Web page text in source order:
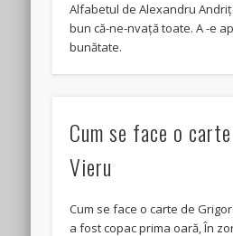
Alfabetul de Alexandru
bun că-ne-nvață toate. A -e
bunătate.
Cum se face o
Vieru
Cum se face o carte de
a fost copac prima oară, În